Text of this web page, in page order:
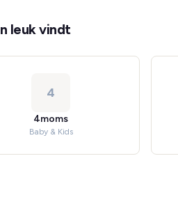
leuk vindt
4
4moms
Baby & Kids